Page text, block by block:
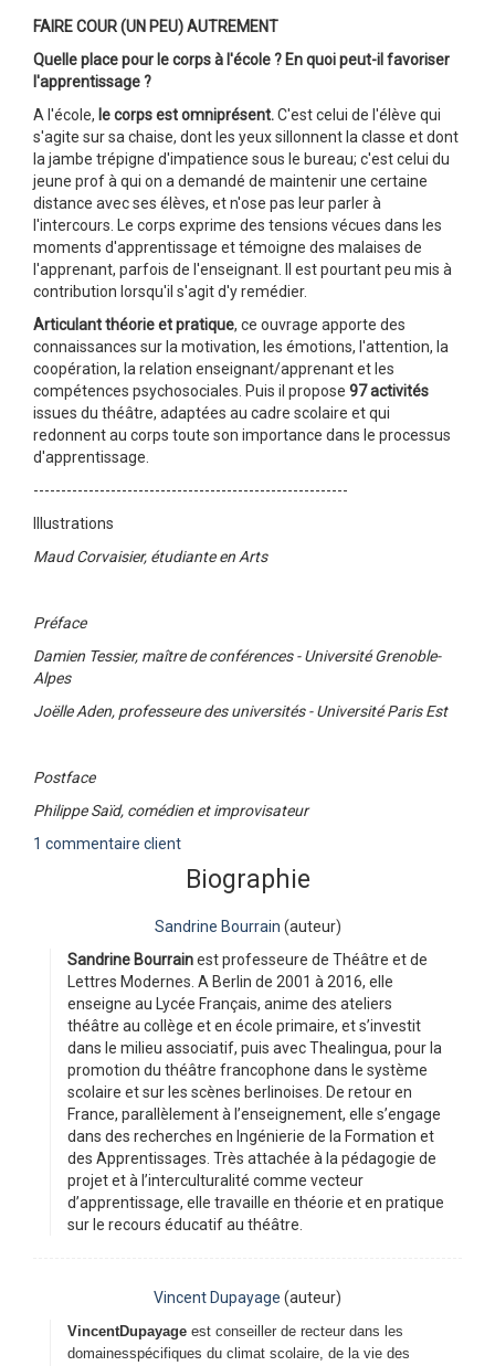
FAIRE COUR (UN PEU) AUTREMENT
Quelle place pour le corps à l'école ? En quoi peut-il favoriser
l'apprentissage ?
A l'école, le corps est omniprésent.C'est celui de l'élève qui
s'agite sur sa chaise, dont les yeux sillonnent la classe et dont
la jambe trépigne d'impatience sous le bureau; c'est celui du
jeune prof à qui on a demandé de maintenir une certaine
distance avec ses élèves, et n'ose pas leur parler à
l'intercours. Le corps exprime des tensions vécues dans les
moments d'apprentissage et témoigne des malaises de
l'apprenant, parfois de l'enseignant. Il est pourtant peu mis à
contribution lorsqu'il s'agit d'y remédier.
Articulant théorie et pratique, ce ouvrage apporte des
connaissances sur la motivation, les émotions, l'attention, la
coopération, la relation enseignant/apprenant et les
compétences psychosociales. Puis il propose 97 activités
issues du théâtre, adaptées au cadre scolaire et qui
redonnent au corps toute son importance dans le processus
d'apprentissage.
---------------------------------------------------------
Illustrations
Maud Corvaisier, étudiante en Arts
Préface
Damien Tessier, maître de conférences - Université Grenoble-
Alpes
Joëlle Aden, professeure des universités - Université Paris Est
Postface
Philippe Saïd, comédien et improvisateur
1 commentaire client
Biographie
Sandrine Bourrain (auteur)
Sandrine Bourrainest professeure de Théâtre et de
Lettres Modernes. A Berlin de 2001 à 2016, elle
enseigne au Lycée Français, anime des ateliers
théâtre au collège et en école primaire, et s’investit
dans le milieu associatif, puis avec Thealingua, pour la
promotion du théâtre francophone dans le système
scolaire et sur les scènes berlinoises. De retour en
France, parallèlement à l’enseignement, elle s’engage
dans des recherches en Ingénierie de la Formation et
des Apprentissages. Très attachée à la pédagogie de
projet et à l’interculturalité comme vecteur
d’apprentissage, elle travaille en théorie et en pratique
sur le recours éducatif au théâtre.
Vincent Dupayage (auteur)
VincentDupayage est conseiller de recteur dans les
domainesspécifiques du climat scolaire, de la vie des